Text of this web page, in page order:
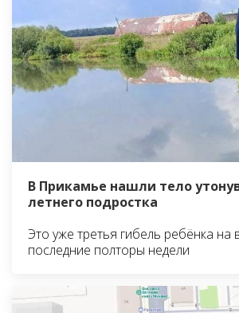
В Прикамье нашли тело
летнего подростка
Это уже третья гибель ребёнка на
последние полторы недели